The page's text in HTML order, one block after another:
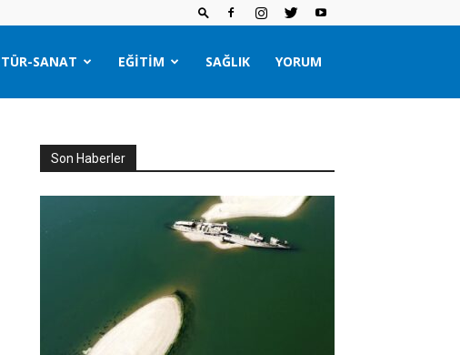
SANAT EĞITIM SAĞLIK YORUM
Son Haberler